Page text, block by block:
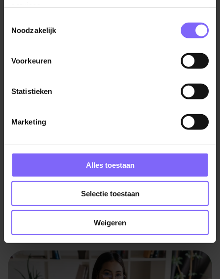
Noodzakelijk
Voorkeuren
Statistieken
Marketing
Alles toestaan
Selectie toestaan
Weigeren
veilig en op tijd afleveren van zendingen bij de juiste
internationale bezorgingen, waarbij nauwkeurigheid,
Koeriers gebruiken vaak voertuigen zoals auto's,
fietsen of zelfs scooters, afhankelijk van de aard van
Bedrijven met koerier vacatures in Zuid-Limburg
Staan er geen gepaste koerier vacatures in Zuid-
Limburg voor jou tussen? Bekijk hieronder vacatures
van bedrijven die nog hard op zoek zijn naar koeriers.
Past deze functie toch niet bij jou? Bekijk dan eens
voor de ideale
vacaturematch!
Skillsprofiel